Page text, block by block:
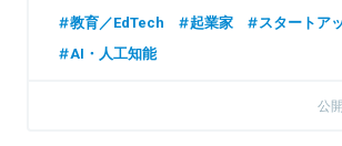
教育／EdTech 起業家 スタートア
AI・人工知能
公